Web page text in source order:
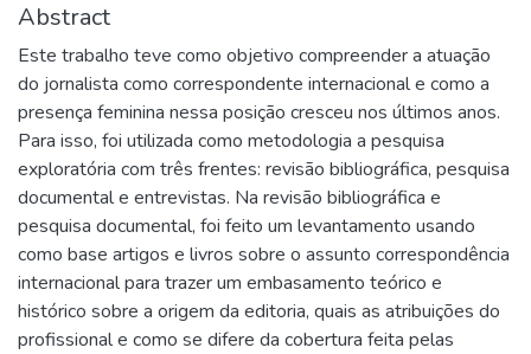
Abstract
Este trabalho teve como objetivo compreender a atuação
do jornalista como correspondente internacional e como a
presença feminina nessa posição cresceu nos últimos anos.
Para isso, foi utilizada como metodologia a pesquisa
exploratória com três frentes: revisão bibliográfica, pesquisa
documental e entrevistas. Na revisão bibliográfica e
pesquisa documental, foi feito um levantamento usando
como base artigos e livros sobre o assunto correspondência
internacional para trazer um embasamento teórico e
histórico sobre a origem da editoria, quais as atribuições do
profissional e como se difere da cobertura feita pelas